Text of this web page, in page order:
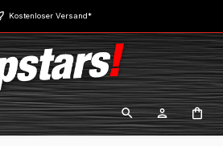
Kostenloser Versand*